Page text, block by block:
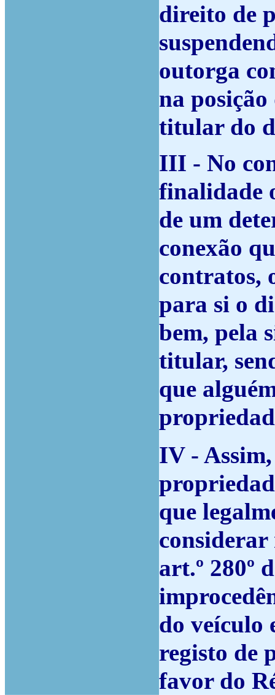
direito de
outorga
na posição
titular do
III - No
finalidade
de um
conexão
contra­tos,
para si o
bem, pela
titular,
que
IV -
que
considerar
art.º 280º
do veículo
registo de
favor do